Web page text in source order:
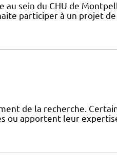
sein du CHU de
participer à un projet de
de la recherche.
ou apportent leur